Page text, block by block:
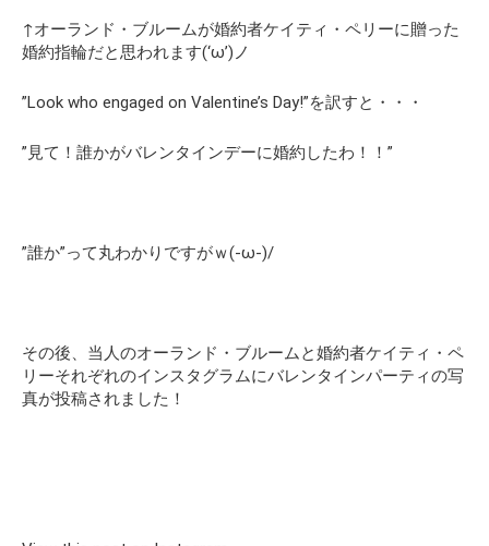
↑オーランド・ブルームが婚約者ケイティ・ペリーに贈った
婚約指輪だと思われます(‘ω’)ノ
”Look who engaged on Valentine’s Day!”を訳すと・・・
”見て！誰かがバレンタインデーに婚約したわ！！”
”誰か”って丸わかりですがｗ(-ω-)/
その後、当人のオーランド・ブルームと婚約者ケイティ・ペ
リーそれぞれのインスタグラムにバレンタインパーティの写
真が投稿されました！